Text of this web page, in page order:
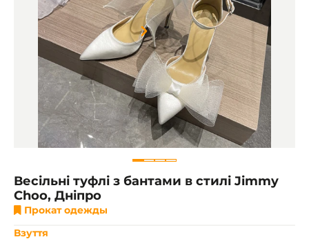
Item
1
of
Весільні туфлі з бантами в стилі Jimmy
Choo, Дніпро
Прокат одежды
Взуття